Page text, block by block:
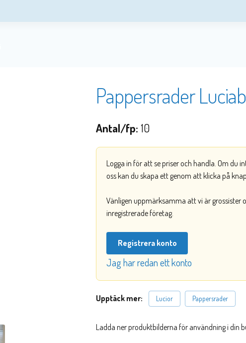
Pappersrader
Antal/fp: 10
Logga in för att se priser och handla. Om du
oss kan du skapa ett genom att klicka på
Vänligen uppmärksamma att vi är grossister
inregistrerade företag.
Registrera konto
Jag har redan ett konto
Upptäck mer: Lucior Pappersrader
Ladda ner produktbilderna för användning i din